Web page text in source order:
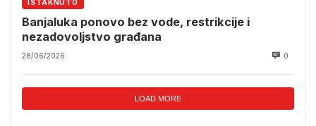
ISTAKNUTO
Banjaluka ponovo bez vode, restrikcije i
nezadovoljstvo građana
28/06/2026 0
LOAD MORE